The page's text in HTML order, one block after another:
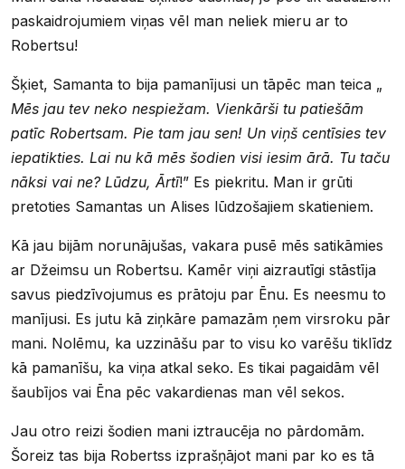
paskaidrojumiem viņas vēl man neliek mieru ar to
Robertsu!
Šķiet, Samanta to bija pamanījusi un tāpēc man teica „
Mēs jau tev neko nespiežam. Vienkārši tu patiešām
patīc Robertsam. Pie tam jau sen! Un viņš centīsies tev
iepatikties. Lai nu kā mēs šodien visi iesim ārā. Tu taču
nāksi vai ne? Lūdzu, Ārtī!” Es piekritu. Man ir grūti
pretoties Samantas un Alises lūdzošajiem skatieniem.
Kā jau bijām norunājušas, vakara pusē mēs satikāmies
ar Džeimsu un Robertsu. Kamēr viņi aizrautīgi stāstīja
savus piedzīvojumus es prātoju par Ēnu. Es neesmu to
manījusi. Es jutu kā ziņkāre pamazām ņem virsroku pār
mani. Nolēmu, ka uzzināšu par to visu ko varēšu tiklīdz
kā pamanīšu, ka viņa atkal seko. Es tikai pagaidām vēl
šaubījos vai Ēna pēc vakardienas man vēl sekos.
Jau otro reizi šodien mani iztraucēja no pārdomām.
Šoreiz tas bija Robertss izprašņājot mani par ko es tā